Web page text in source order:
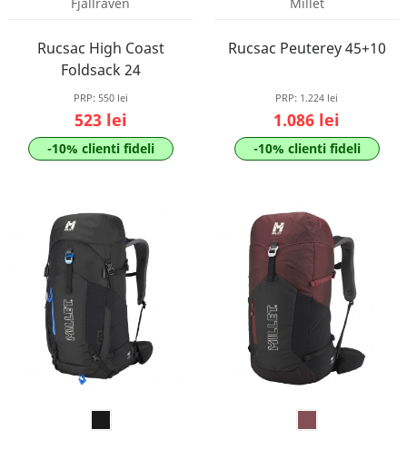
Rucsac High Coast
Foldsack 24
PRP: 550 lei
523 lei
-10% clienti fideli
Rucsac Peuterey 45+10
PRP: 1.224 lei
1.086 lei
-10% clienti fideli